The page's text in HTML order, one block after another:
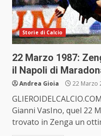
Storie di Calcio
22 Marzo 1987:
il Napoli di
Andrea Gioia 22 Marzo
Gianni VasIno, quel 22
trovato in Zenga un